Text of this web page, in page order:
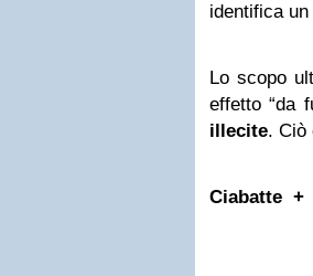
identifica
Lo scopo
effetto “da
illecite. Ciò
Ciabatte +